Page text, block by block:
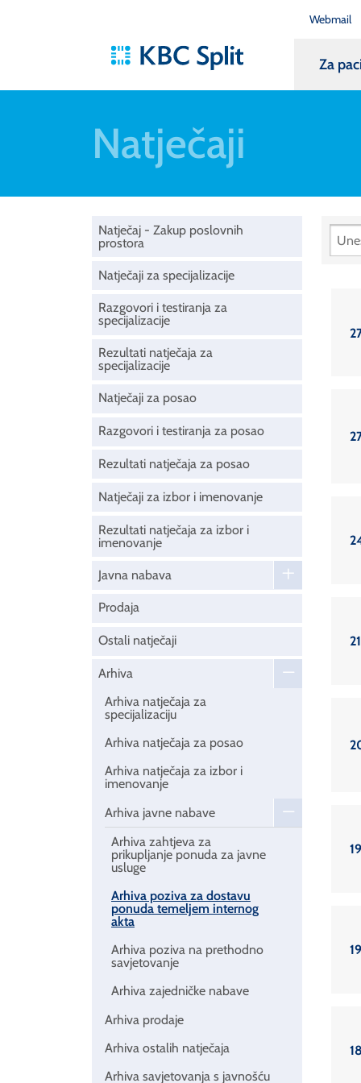
Webmail
Za
Natječaji
Natječaj - Zakup poslovnih
prostora
Natječaji za specijalizacije
Razgovori i testiranja za
specijalizacije
Rezultati natječaja za
specijalizacije
Natječaji za posao
Razgovori i testiranja za posao
Rezultati natječaja za posao
Natječaji za izbor i imenovanje
Rezultati natječaja za izbor i
imenovanje
Javna nabava
Prodaja
Ostali natječaji
Arhiva
Arhiva natječaja za
specijalizaciju
Arhiva natječaja za posao
Arhiva natječaja za izbor i
imenovanje
Arhiva javne nabave
Arhiva zahtjeva za
prikupljanje ponuda za javne
usluge
Arhiva poziva za dostavu
ponuda temeljem internog
akta
Arhiva poziva na prethodno
savjetovanje
Arhiva zajedničke nabave
Arhiva prodaje
Arhiva ostalih natječaja
Arhiva savjetovanja s javnošću